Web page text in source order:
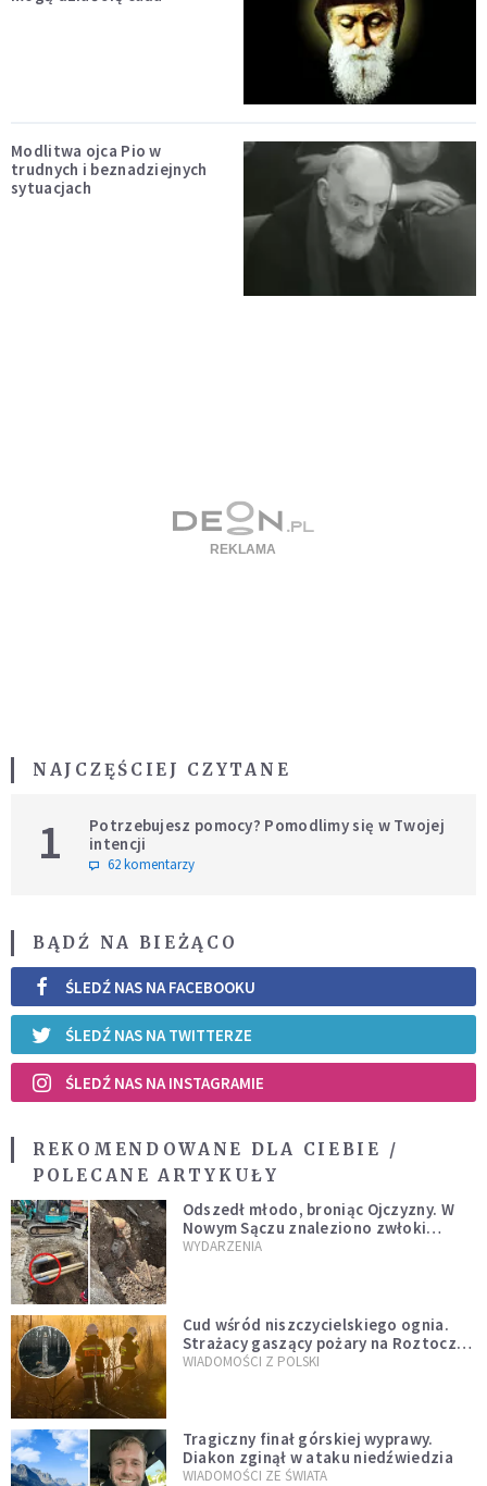
Modlitwa ojca Pio w
trudnych i beznadziejnych
sytuacjach
NAJCZĘŚCIEJ CZYTANE
1
Potrzebujesz pomocy? Pomodlimy się w Twojej
intencji
62 komentarzy
BĄDŹ NA BIEŻĄCO
ŚLEDŹ NAS NA FACEBOOKU
ŚLEDŹ NAS NA TWITTERZE
ŚLEDŹ NAS NA INSTAGRAMIE
REKOMENDOWANE DLA CIEBIE /
POLECANE ARTYKUŁY
Odszedł młodo, broniąc Ojczyzny. W
Nowym Sączu znaleziono zwłoki
mężczyzny z czasów potopu
WYDARZENIA
Cud wśród niszczycielskiego ognia.
Strażacy gaszący pożary na Roztoczu
opublikowali niezwykłe zdjęcie
WIADOMOŚCI Z POLSKI
Tragiczny finał górskiej wyprawy.
Diakon zginął w ataku niedźwiedzia
WIADOMOŚCI ZE ŚWIATA